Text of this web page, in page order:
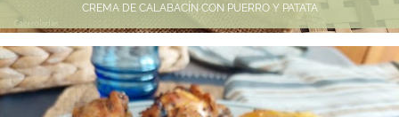
CREMA DE CALABACÍN CON PUERRO Y PATATA